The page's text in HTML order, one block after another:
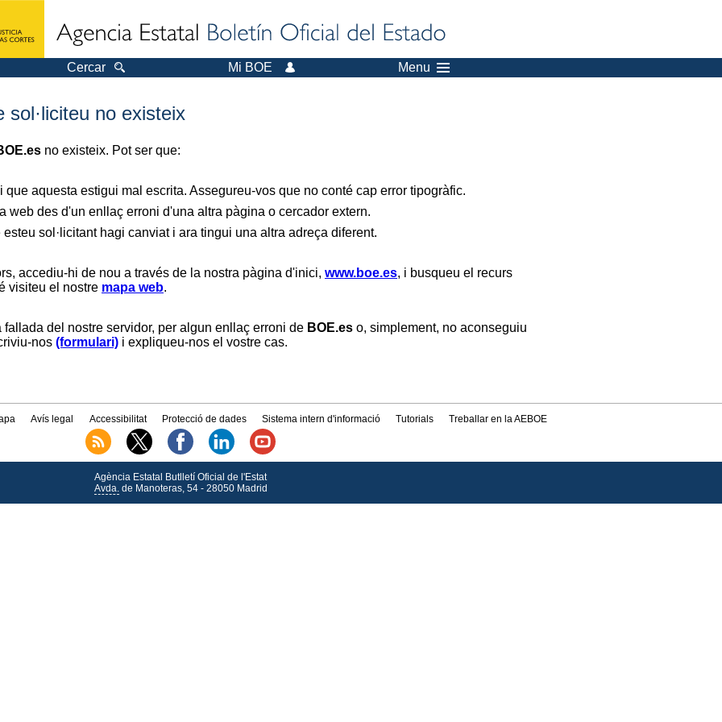
Cercar Mi BOE Menu
no existeix
no existeix. Pot ser que:
aquesta estigui mal escrita. Assegureu-vos que no conté cap error tipogràfic.
web des d'un enllaç erroni d'una altra pàgina o cercador extern.
sol·licitant hagi canviat i ara tingui una altra adreça diferent.
accediu-hi de nou a través de la nostra pàgina d'inici, www.boe.es, i busqueu el recurs
visiteu el nostre mapa web.
del nostre servidor, per algun enllaç erroni de BOE.es o, simplement, no aconseguiu
nos (formulari) i expliqueu-nos el vostre cas.
Avís legal Accessibilitat Protecció de dades Sistema intern d'informació Tutorials Treballar en la AEBOE
Agència Estatal Butlletí Oficial de l'Estat
Avda.de Manoteras, 54 - 28050 Madrid